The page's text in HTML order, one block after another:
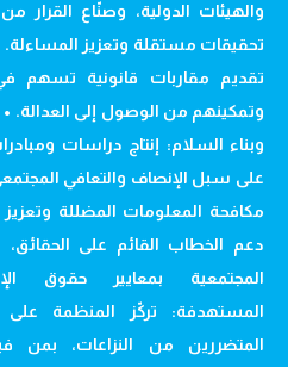
والهيئات الدولية، وصنّاع القرار
تحقيقات مستقلة وتعزيز المساءلة.
تقديم مقاربات قانونية تسهم
وتمكينهم من الوصول إلى العدالة. •
وبناء السلام: إنتاج دراسات
على سبل الإنصاف والتعافي
مكافحة المعلومات المضللة
دعم الخطاب القائم على الحقائق،
المجتمعية بمعايير حقوق
المستهدفة: تركّز المنظمة على
المتضررين من النزاعات، بمن